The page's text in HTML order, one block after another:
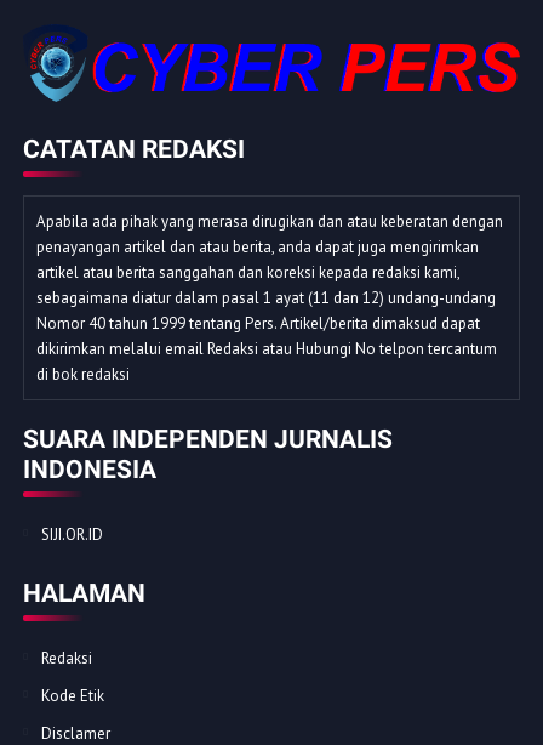
CATATAN REDAKSI
Apabila ada pihak yang merasa dirugikan dan atau keberatan dengan
penayangan artikel dan atau berita, anda dapat juga mengirimkan
artikel atau berita sanggahan dan koreksi kepada redaksi kami,
sebagaimana diatur dalam pasal 1 ayat (11 dan 12) undang-undang
Nomor 40 tahun 1999 tentang Pers. Artikel/berita dimaksud dapat
dikirimkan melalui email Redaksi atau Hubungi No telpon tercantum
di bok redaksi
SUARA INDEPENDEN JURNALIS
INDONESIA
SIJI.OR.ID
HALAMAN
Redaksi
Kode Etik
Disclamer